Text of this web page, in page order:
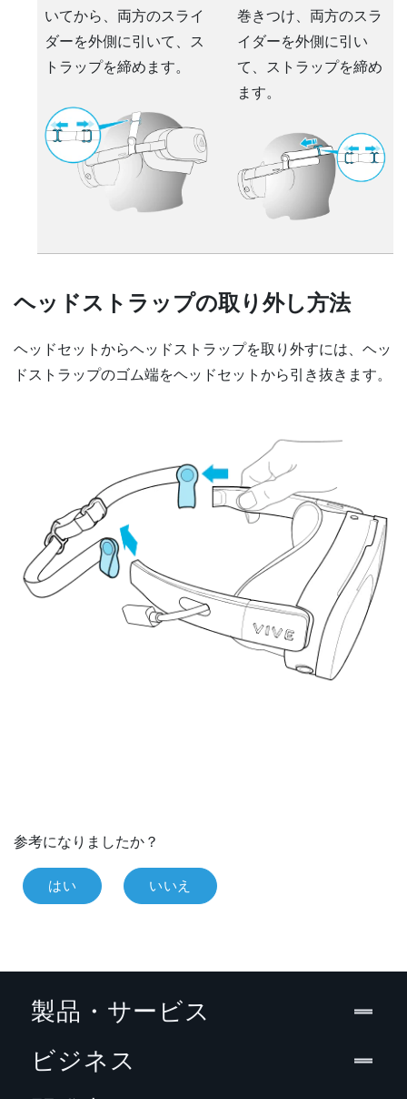
いてから、両方のスライ
ダーを外側に引いて、ス
トラップを締めます。
巻きつけ、両方のスラ
イダーを外側に引い
て、ストラップを締め
ます。
ヘッドストラップの取り外し方法
ヘッドセットからヘッドストラップを取り外すには、ヘッ
ドストラップのゴム端をヘッドセットから引き抜きます。
参考になりましたか？
はい いいえ
製品・サービス
ビジネス